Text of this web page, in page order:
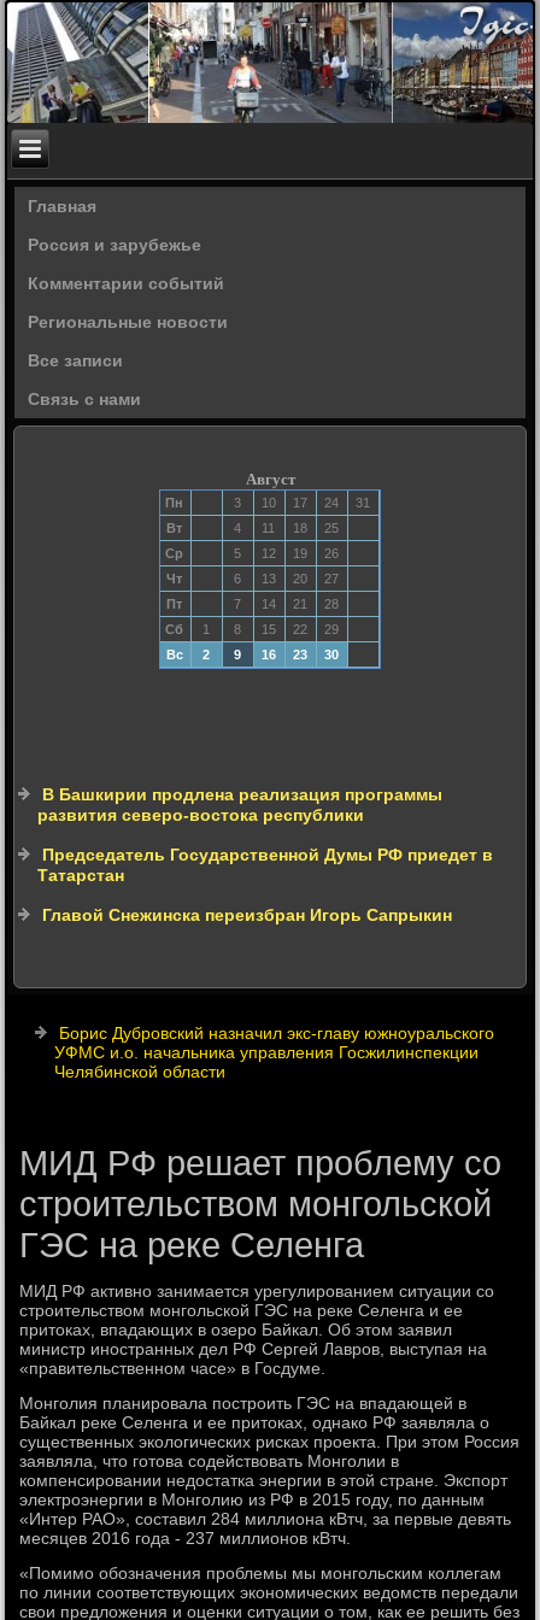
Главная
Россия и зарубежье
Комментарии событий
Региональные новости
Все записи
Связь с нами
Август
Пн 3 10 17 24
31
Вт
4 11 18
25
Ср
5 12 19
26
Чт
6 13 20
27
Пт
7 14 21
28
Сб
1 8 15 22
29
Вс
2 9 16 23 30
В Башкирии продлена реализация программы
развития северо-востока республики
Председатель Государственной Думы РФ приедет в
Татарстан
Главой Снежинска переизбран Игорь Сапрыкин
Борис Дубровский назначил экс-главу южноуральского
УФМС и.о. начальника управления Госжилинспекции
Челябинской области
МИД РФ решает проблему со
строительством монгольской
ГЭС на реке Селенга
МИД РФ активно занимается урегулированием ситуации со
строительством монгольской ГЭС на реке Селенга и ее
притоках, впадающих в озеро Байкал. Об этом заявил
министр иностранных дел РФ Сергей Лавров, выступая на
«правительственном часе» в Госдуме.
Монголия планировала построить ГЭС на впадающей в
Байкал реке Селенга и ее притоках, однако РФ заявляла о
существенных экологических рисках проекта. При этом Россия
заявляла, что готова содействовать Монголии в
компенсировании недостатка энергии в этой стране. Экспорт
электроэнергии в Монголию из РФ в 2015 году, по данным
«Интер РАО», составил 284 миллиона кВтч, за первые девять
месяцев 2016 года - 237 миллионов кВтч.
«Помимо обозначения проблемы мы монгольским коллегам
по линии соответствующих экономических ведомств передали
свои предложения и оценки ситуации о том, как ее решить без